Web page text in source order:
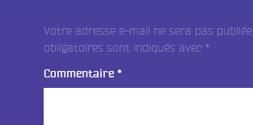
Votre adresse e-mail ne sera pas publiée.
obligatoires sont indiqués avec *
Commentaire *